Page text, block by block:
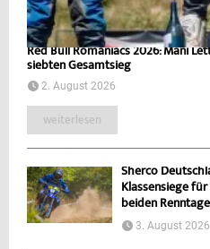
Red Bull Romaniacs 2026: Mani
siebten Gesamtsieg
2. August 2026
weiterlesen
Sherco
Klassensiege
beiden
3. August 2026